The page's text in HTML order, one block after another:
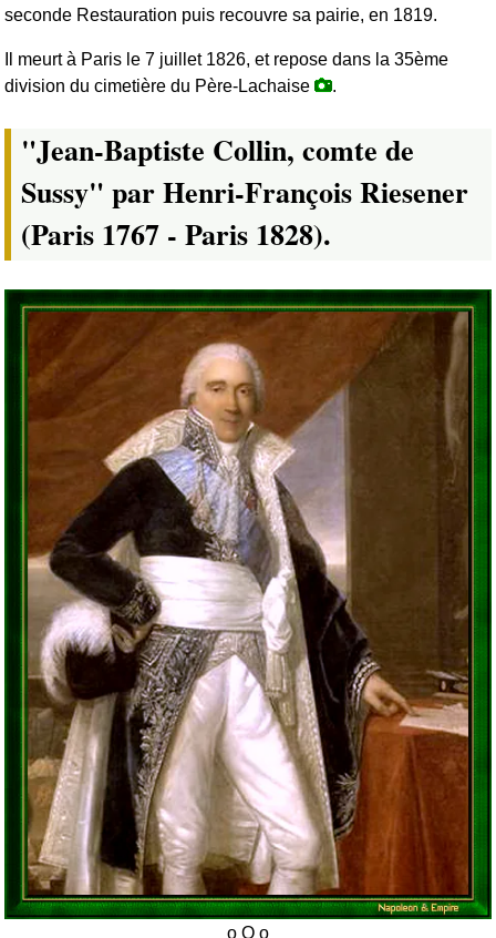
seconde Restauration puis recouvre sa pairie, en 1819.
Il meurt à Paris le 7 juillet 1826, et repose dans la 35ème
division du cimetière du Père-Lachaise
.
"Jean-Baptiste Collin, comte de
Sussy" par Henri-François Riesener
(Paris 1767 - Paris 1828).